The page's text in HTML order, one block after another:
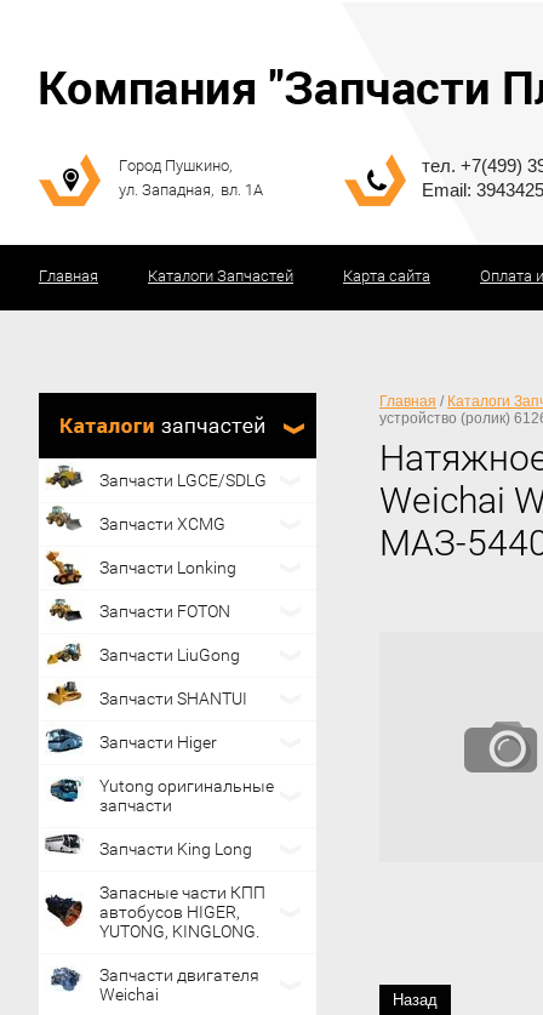
Город Пушкино,
ул. Западная, вл. 1А
тел. +7(499)
Email:
Главная Каталоги Запчастей Карта сайта Оплата
Главная / Каталоги
устройство (ролик)
Weichai
МАЗ-
Назад
Запчасти LGCE/SDLG
Запчасти XCMG
Запчасти Lonking
Запчасти FOTON
Запчасти LiuGong
Запчасти SHANTUI
Запчасти Higer
Yutong оригинальные
запчасти
Запчасти King Long
Запасные части КПП
автобусов HIGER,
YUTONG, KINGLONG.
Запчасти двигателя
Weichai